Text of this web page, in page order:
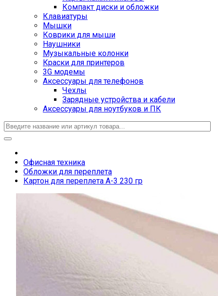
Компакт диски и обложки
Клавиатуры
Мышки
Коврики для мыши
Наушники
Музыкальные колонки
Краски для принтеров
3G модемы
Аксессуары для телефонов
Чехлы
Зарядные устройства и кабели
Аксессуары для ноутбуков и ПК
Офисная техника
Обложки для переплета
Картон для переплета А-3 230 гр